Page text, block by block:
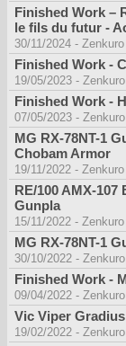
Finished Work –
le fils du futur -
30/11/2024 - Zenkuro
Finished Work -
19/05/2023 - Zenkuro
Finished Work -
07/05/2023 - Zenkuro
MG RX-78NT-1
Chobam Armor
19/11/2022 - Zenkuro
RE/100 AMX-
Gunpla
15/11/2022 - Zenkuro
MG RX-78NT-1
30/10/2022 - Zenkuro
Finished Work -
09/04/2022 - Zenkuro
Vic Viper Gradius
19/02/2022 - Zenkuro